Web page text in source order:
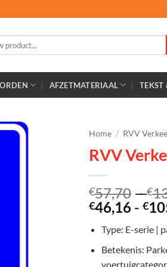
AFZETMATERIAAL TEKST
Home / RVV
RVV
€57,70 - €
€46,16 - €
Type: E-serie |
Betekenis: